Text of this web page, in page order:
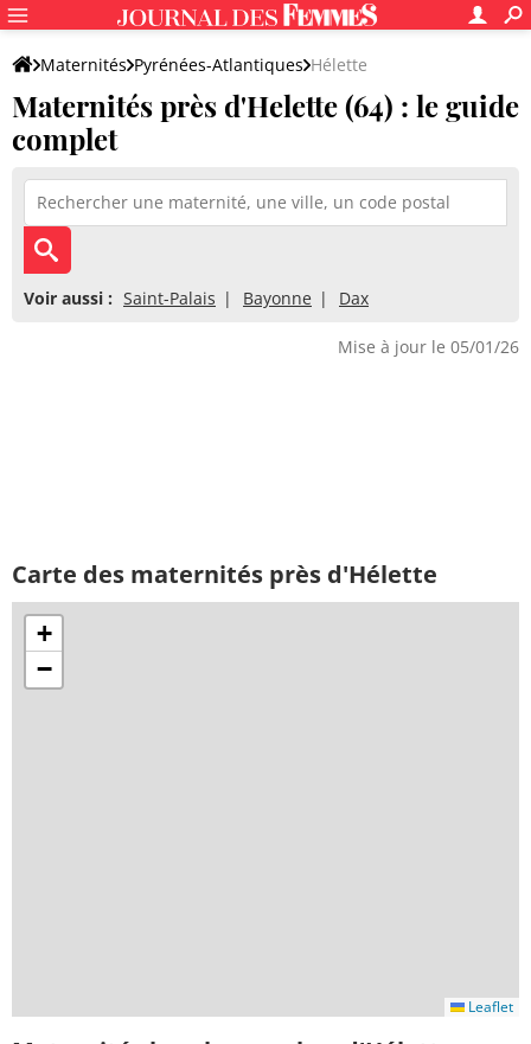
Maternités Pyrénées-Atlantiques Hélette
Maternités près d'Helette (64) : le guide
complet
Voir aussi : Saint-Palais Bayonne Dax
Mise à jour le 05/01/26
Carte des maternités près d'Hélette
+
−
Leaflet